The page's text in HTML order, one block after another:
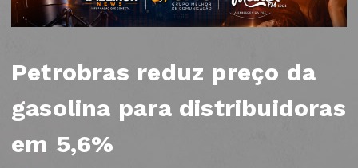
Petrobras reduz preço da
gasolina para distribuidoras
em 5,6%